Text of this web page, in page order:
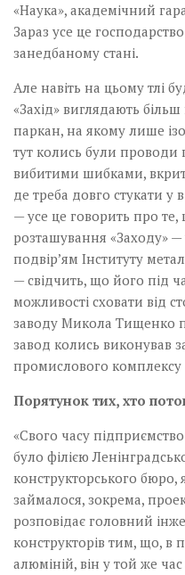
«Наука», академічний
Зараз усе це
занедбаному стані.
Але навіть на цьому тлі
«Захід» виглядають
паркан, на якому лише
тут колись були проводи
вибитими шибками,
де треба довго стукати у
— усе це говорить про
розташування «Заходу»
подвір’ям Інституту
— свідчить, що його під
можливості сховати від
заводу Микола­ Тищенко
завод колись виконував
промислового
Порятунок тих, хто
«Свого часу підприємство
було філією
конструкторського бюро,
займалося, зокрема,
розповідає головний
конструкторів тим, що, в
алюміній, він у той же